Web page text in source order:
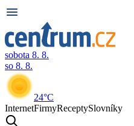
sobota 8. 8.
so 8. 8.
24°C
InternetFirmyReceptySlovníky